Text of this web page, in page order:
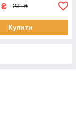
₴ 231 ₴
Купити